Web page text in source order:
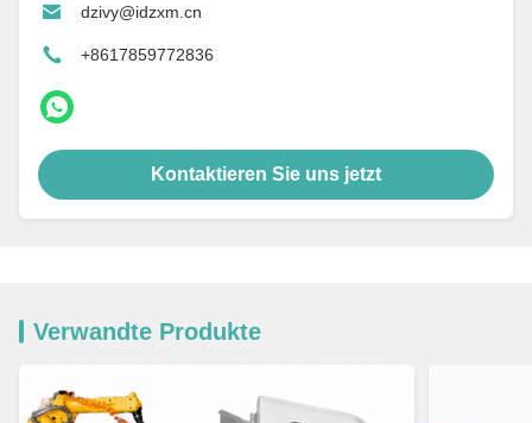
dzivy@idzxm.cn
+8617859772836
Kontaktieren Sie uns jetzt
Verwandte Produkte